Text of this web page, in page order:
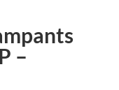
–